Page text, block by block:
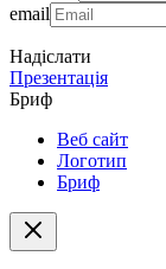
email
Надіслати
Презентація
Бриф
Веб сайт
Логотип
Бриф